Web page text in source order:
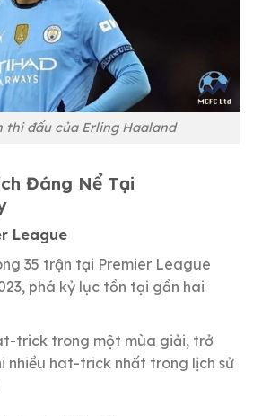
thi đấu của Erling Haaland
Đáng Nể Tại
League
35 trận tại Premier League
phá kỷ lục tồn tại gần hai
trick trong một mùa giải, trở
nhiều hat-trick nhất trong lịch sử